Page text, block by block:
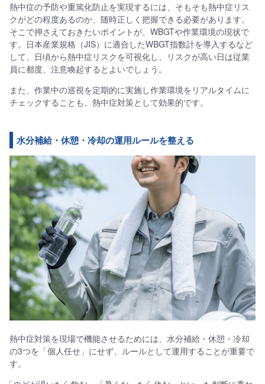
熱中症の予防や重篤化防止を実現するには、そもそも熱中症リス
クがどの程度あるのか、随時正しく把握できる必要があります。
そこで押さえておきたいポイントが、WBGTや作業環境の現状で
す。日本産業規格（JIS）に適合したWBGT指数計を導入するなど
して、日頃から熱中症リスクを可視化し、リスクが高い日は従業
員に都度、注意喚起するとよいでしょう。
また、作業中の巡視を定期的に実施し作業環境をリアルタイムに
チェックすることも、熱中症対策として効果的です。
水分補給・休憩・冷却の運用ルールを整える
熱中症対策を現場で機能させるためには、水分補給・休憩・冷却
の3つを「個人任せ」にせず、ルールとして運用することが重要で
す。